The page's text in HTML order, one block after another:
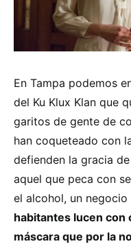
En Tampa podemos
del Ku Klux Klan que
garitos de gente de
han coqueteado con
defienden la gracia
aquel que peca con
el alcohol, un
habitantes lucen con
máscara que por la